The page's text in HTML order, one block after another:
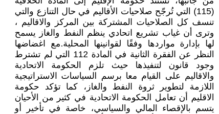
(115) التي تُرجّح صلاحيات الأقاليم في حال التنازع والتي
تنسف كل الصلاحيات المشتركة بين المركز والاقاليم ،
وترى أن غياب تشريع اتحادي ينظم النفط والغاز يسمح
لها بإدارة مواردها وفقًا لقوانينها المحلية.مع اغضاضها
النظر عن الفقرة الثانية في المادة 112 التي لم تشترط
وجود قانون لتنفيذها حيث تلزم الحكومة الاتحادية
والاقاليم على القيام معا برسم السياسات الاستراتيجية
اللازمة لتطوير ثروة النفط والغاز، كما تؤكد حكومة
الاقليم أن تعامل الحكومة الاتحادية في كثير من الأحيان
يتسم بالإقصاء المالي والسياسي، خاصة في تأخير أو